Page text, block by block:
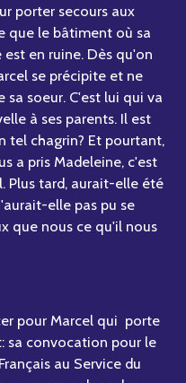
porter secours aux
que le bâtiment où sa
en ruine. Dès qu'on
se précipite et ne
sa soeur. C'est lui qui va
à ses parents. Il est
tel chagrin? Et pourtant,
a pris Madeleine, c'est
Plus tard, aurait-elle été
elle pas pu se
que nous ce qu'il nous
pour Marcel qui porte
sa convocation pour le
au Service du